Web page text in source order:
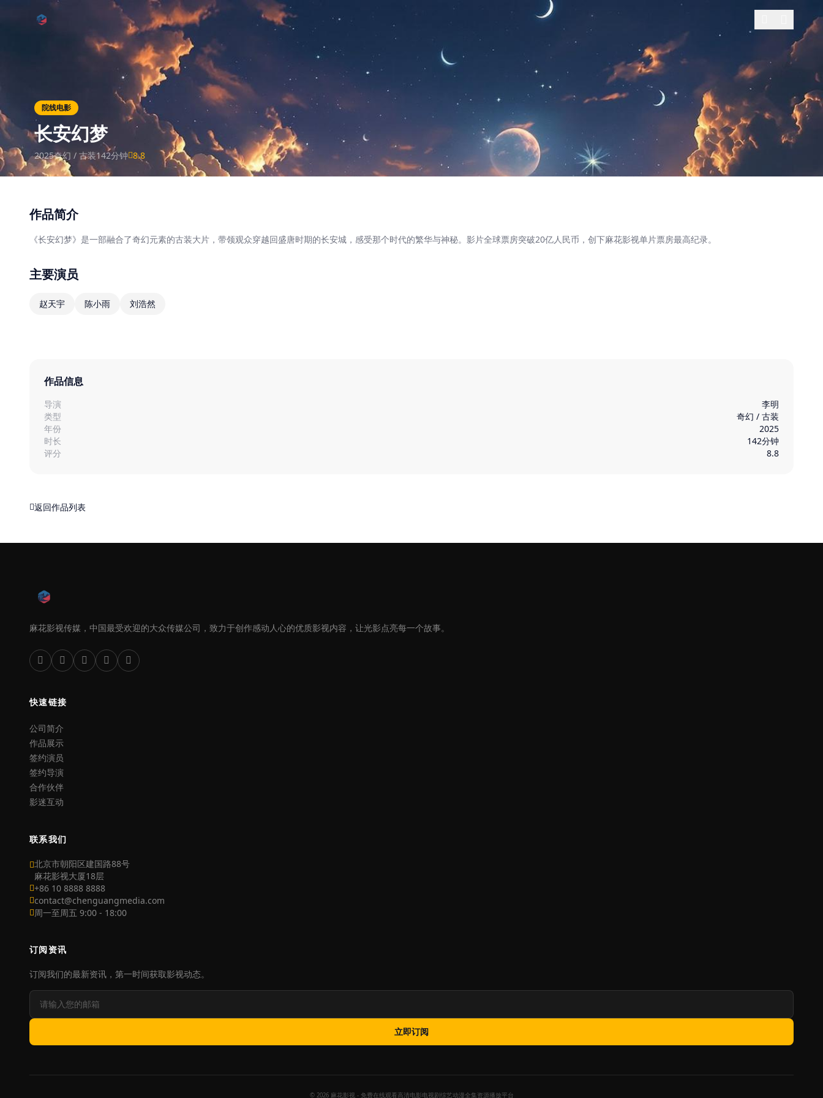
签约演员
签约导演
合作伙伴
院线电影
长安幻梦
2025奇幻 / 古装142分钟 8.8
作品简介
《长安幻梦》是一部融合了奇幻元素的古装大片，带领观众穿越回盛唐时期的长安城，感受那个时代的繁华与神秘。影片全球票房突破20亿人民币，创下麻花影视单片票房最高纪录。
主要演员
赵天宇 陈小雨 刘浩然
作品信息
导演
李明
类型
奇幻 / 古装
年份
2025
时长
142分钟
评分
8.8
返回作品列表
麻花影视传媒，中国最受欢迎的大众传媒公司，致力于创作感动人心的优质影视内容，让光影点亮每一个故事。
快速链接
公司简介
作品展示
签约演员
签约导演
合作伙伴
影迷互动
联系我们
北京市朝阳区建国路88号
麻花影视大厦18层
+86 10 8888 8888
contact@chenguangmedia.com
周一至周五 9:00 - 18:00
订阅资讯
订阅我们的最新资讯，第一时间获取影视动态。
立即订阅
© 2026 麻花影视 - 免费在线观看高清电影电视剧综艺动漫全集资源播放平台